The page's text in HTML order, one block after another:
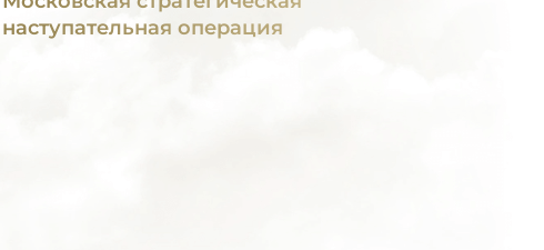
наступательная операция